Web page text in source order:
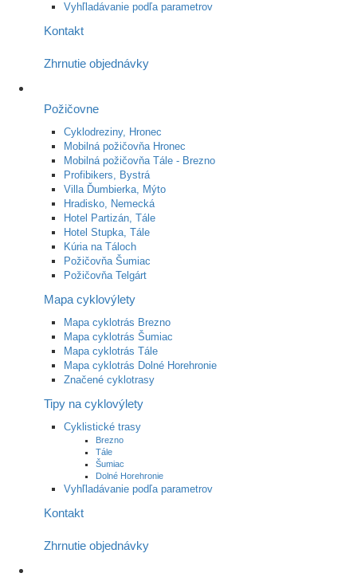
Vyhľladávanie podľa parametrov
Kontakt
Zhrnutie objednávky
Požičovne
Cyklodreziny, Hronec
Mobilná požičovňa Hronec
Mobilná požičovňa Tále - Brezno
Profibikers, Bystrá
Villa Ďumbierka, Mýto
Hradisko, Nemecká
Hotel Partizán, Tále
Hotel Stupka, Tále
Kúria na Táloch
Požičovňa Šumiac
Požičovňa Telgárt
Mapa cyklovýlety
Mapa cyklotrás Brezno
Mapa cyklotrás Šumiac
Mapa cyklotrás Tále
Mapa cyklotrás Dolné Horehronie
Značené cyklotrasy
Tipy na cyklovýlety
Cyklistické trasy
Brezno
Tále
Šumiac
Dolné Horehronie
Vyhľladávanie podľa parametrov
Kontakt
Zhrnutie objednávky